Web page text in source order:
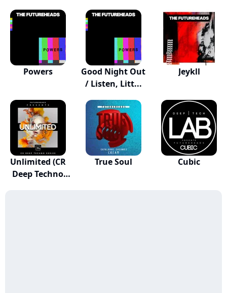
Powers
Good Night Out
/ Listen, Litt...
Jeykll
Unlimited (CR
Deep Techno
True Soul Cubic